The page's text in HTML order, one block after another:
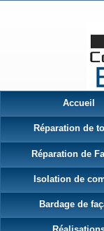
Accueil
Réparation de
Réparation de
Isolation de
Bardage de